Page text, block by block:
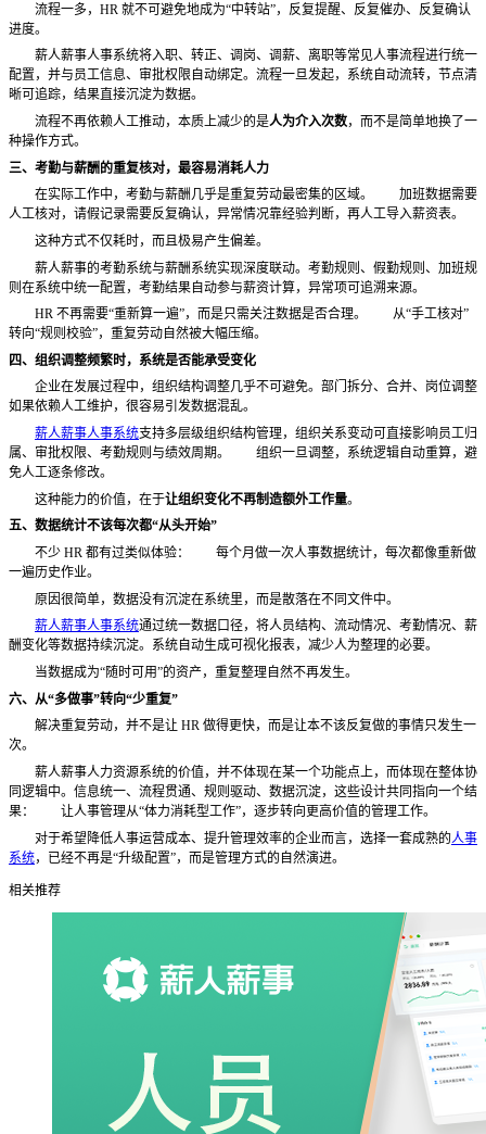
流程一多， HR 就不可避免地成为“中转站”，反复提醒、反复催办、反复确认
进度。
薪人薪事人事系统将入职、转正、调岗、调薪、离职等常见人事流程进行统一
配置，并与员工信息、审批权限自动绑定。流程一旦发起，系统自动流转，节点清
晰可追踪，结果直接沉淀为数据。
流程不再依赖人工推动，本质上减少的是人为介入次数，而不是简单地换了一
种操作方式。
三、考勤与薪酬的重复核对，最容易消耗人力
在实际工作中，考勤与薪酬几乎是重复劳动最密集的区域。
加班数据需要
人工核对，请假记录需要反复确认，异常情况靠经验判断，再人工导入薪资表。
这种方式不仅耗时，而且极易产生偏差。
薪人薪事的考勤系统与薪酬系统实现深度联动。考勤规则、假勤规则、加班规
则在系统中统一配置，考勤结果自动参与薪资计算，异常项可追溯来源。
HR 不再需要“重新算一遍”，而是只需关注数据是否合理。
从“手工核对”
转向“规则校验”，重复劳动自然被大幅压缩。
四、组织调整频繁时，系统是否能承受变化
企业在发展过程中，组织结构调整几乎不可避免。部门拆分、合并、岗位调整
如果依赖人工维护，很容易引发数据混乱。
薪人薪事人事系统支持多层级组织结构管理，组织关系变动可直接影响员工归
属、审批权限、考勤规则与绩效周期。
组织一旦调整，系统逻辑自动重算，避
免人工逐条修改。
这种能力的价值，在于让组织变化不再制造额外工作量。
五、数据统计不该每次都“从头开始”
不少 HR 都有过类似体验：
每个月做一次人事数据统计，每次都像重新做
一遍历史作业。
原因很简单，数据没有沉淀在系统里，而是散落在不同文件中。
薪人薪事人事系统通过统一数据口径，将人员结构、流动情况、考勤情况、薪
酬变化等数据持续沉淀。系统自动生成可视化报表，减少人为整理的必要。
当数据成为“随时可用”的资产，重复整理自然不再发生。
六、从“多做事”转向“少重复”
解决重复劳动，并不是让 HR 做得更快，而是让本不该反复做的事情只发生一
次。
薪人薪事人力资源系统的价值，并不体现在某一个功能点上，而体现在整体协
同逻辑中。信息统一、流程贯通、规则驱动、数据沉淀，这些设计共同指向一个结
果：
让人事管理从“体力消耗型工作”，逐步转向更高价值的管理工作。
对于希望降低人事运营成本、提升管理效率的企业而言，选择一套成熟的人事
系统，已经不再是“升级配置”，而是管理方式的自然演进。
相关推荐